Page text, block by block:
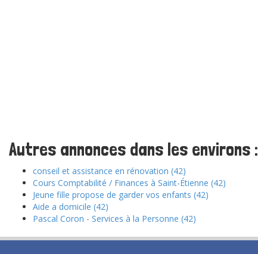
Autres annonces dans les environs :
conseil et assistance en rénovation (42)
Cours Comptabilité / Finances à Saint-Étienne (42)
Jeune fille propose de garder vos enfants (42)
Aide a domicile (42)
Pascal Coron - Services à la Personne (42)